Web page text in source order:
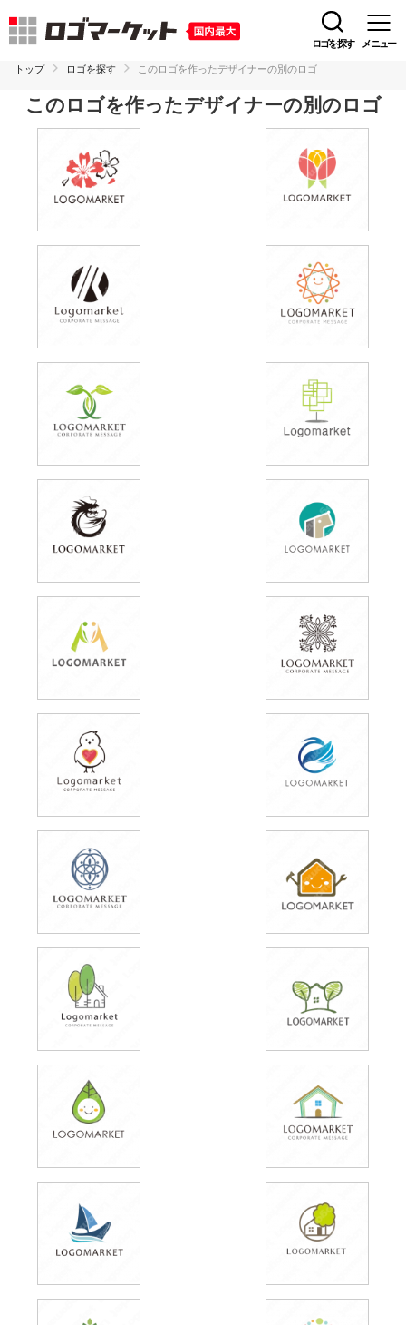
ロゴを探す メニュー
トップ ロゴを探す このロゴを作ったデザイナーの別のロゴ
このロゴを作ったデザイナーの別のロゴ